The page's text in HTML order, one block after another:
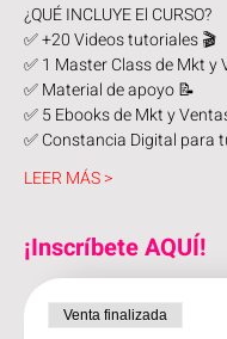
¿QUÉ INCLUYE El CURSO?
✅ +20 Videos tutoriales 🎬
✅ 1 Master Class de Mkt y
✅ Material de apoyo 📝
✅ 5 Ebooks de Mkt y
✅ Constancia Digital para
LEER MÁS >
¡Inscríbete AQUÍ!
Venta finalizada